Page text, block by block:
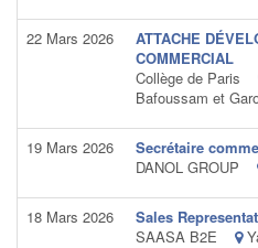
22 Mars 2026
ATTACHE
COMMERCIAL
Collège de Paris
Bafoussam et
19 Mars 2026
Secrétaire
DANOL GROUP
18 Mars 2026
Sales
SAASA B2E